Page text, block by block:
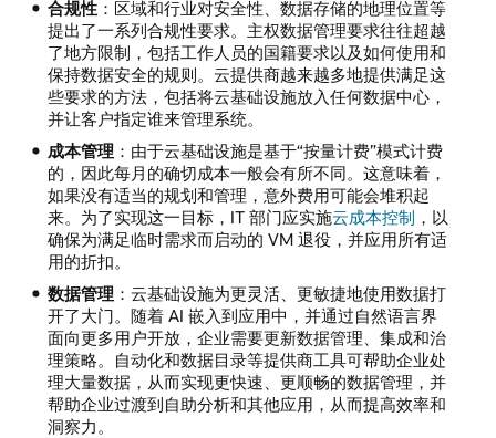
合规性：区域和行业对安全性、数据存储的地理位置等
提出了一系列合规性要求。主权数据管理要求往往超越
了地方限制，包括工作人员的国籍要求以及如何使用和
保持数据安全的规则。云提供商越来越多地提供满足这
些要求的方法，包括将云基础设施放入任何数据中心，
并让客户指定谁来管理系统。
成本管理 ：由于云基础设施是基于“按量计费”模式计费
的，因此每月的确切成本一般会有所不同。这意味着，
如果没有适当的规划和管理，意外费用可能会堆积起
来。为了实现这一目标，IT 部门应实施云成本控制 ，以
确保为满足临时需求而启动的 VM 退役，并应用所有适
用的折扣。
数据管理 ：云基础设施为更灵活、更敏捷地使用数据打
开了大门。随着 AI 嵌入到应用中，并通过自然语言界
面向更多用户开放，企业需要更新数据管理、集成和治
理策略。自动化和数据目录等提供商工具可帮助企业处
理大量数据，从而实现更快速、更顺畅的数据管理，并
帮助企业过渡到自助分析和其他应用，从而提高效率和
洞察力。